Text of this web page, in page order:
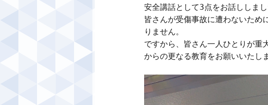
安全講話として3点をお話ししま
皆さんが受傷事故に遭わないため
りません。
ですから、皆さん一人ひとりが重
からの更なる教育をお願いいたし